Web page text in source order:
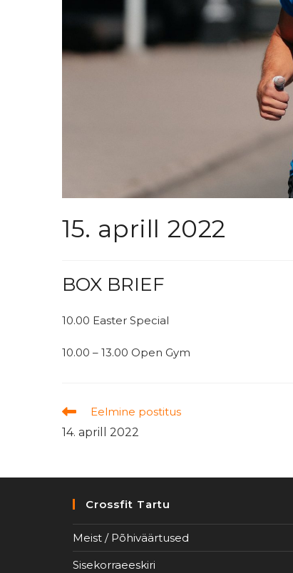
15. aprill 2022
BOX BRIEF
10.00 Easter Special
10.00 – 13.00 Open Gym
Read
articles
Eelmine postitus
14. aprill 2022
Crossfit Tartu
Meist / Põhiväärtused
Sisekorraeeskiri